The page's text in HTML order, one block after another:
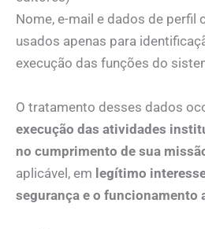
Nome, e-mail e dados de perfil
usados apenas para
execução das funções do
O tratamento desses dados
execução das atividades
no cumprimento de sua
aplicável, em legítimo
segurança e o funcionamento